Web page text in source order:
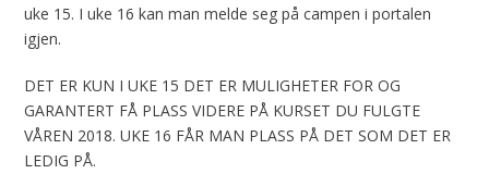
uke 15. I uke 16 kan man melde seg på campen i portalen
igjen.
DET ER KUN I UKE 15 DET ER MULIGHETER FOR OG
GARANTERT FÅ PLASS VIDERE PÅ KURSET DU FULGTE
VÅREN 2018. UKE 16 FÅR MAN PLASS PÅ DET SOM DET ER
LEDIG PÅ.